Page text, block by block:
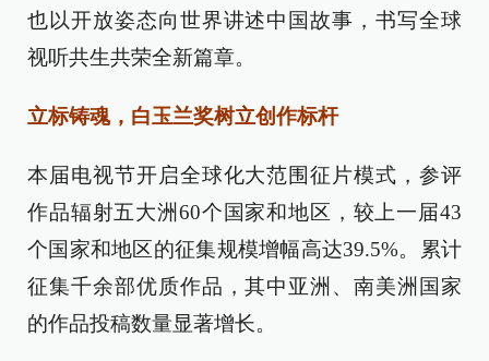
也以开放姿态向世界讲述中国故事，书写全球
视听共生共荣全新篇章。
立标铸魂，白玉兰奖树立创作标杆
本届电视节开启全球化大范围征片模式，参评
作品辐射五大洲60个国家和地区，较上一届43
个国家和地区的征集规模增幅高达39.5%。累计
征集千余部优质作品，其中亚洲、南美洲国家
的作品投稿数量显著增长。